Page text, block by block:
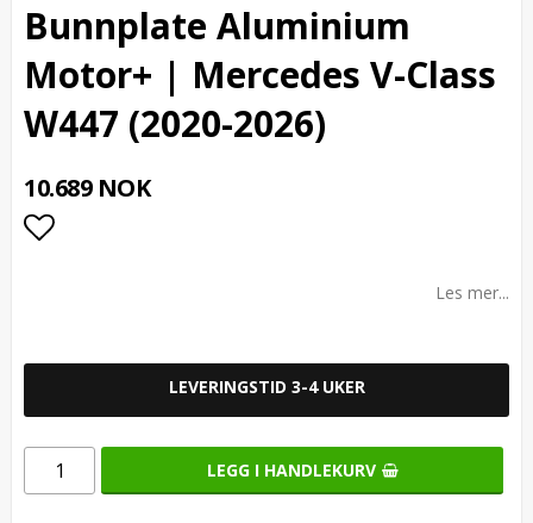
Bunnplate Aluminium
Motor+ | Mercedes V-Class
W447 (2020-2026)
10.689 NOK
Les mer...
LEVERINGSTID 3-4 UKER
LEGG I HANDLEKURV